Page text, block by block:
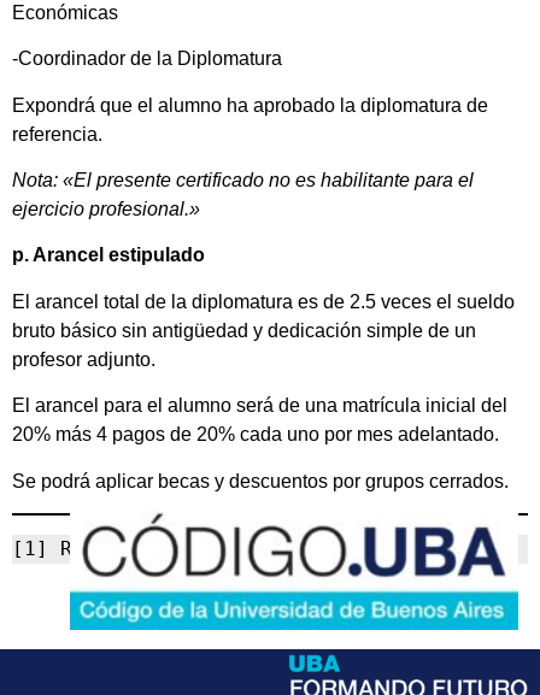
Económicas
-Coordinador de la Diplomatura
Expondrá que el alumno ha aprobado la diplomatura de
referencia.
Nota: «El presente certificado no es habilitante para el
ejercicio profesional.»
p. Arancel estipulado
El arancel total de la diplomatura es de 2.5 veces el sueldo
bruto básico sin antigüedad y dedicación simple de un
profesor adjunto.
El arancel para el alumno será de una matrícula inicial del
20% más 4 pagos de 20% cada uno por mes adelantado.
Se podrá aplicar becas y descuentos por grupos cerrados.
[1] RESCS-2023-830-UBA-REC